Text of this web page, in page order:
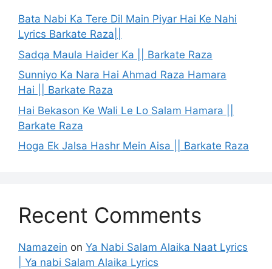
Bata Nabi Ka Tere Dil Main Piyar Hai Ke Nahi
Lyrics Barkate Raza||
Sadqa Maula Haider Ka || Barkate Raza
Sunniyo Ka Nara Hai Ahmad Raza Hamara
Hai || Barkate Raza
Hai Bekason Ke Wali Le Lo Salam Hamara ||
Barkate Raza
Hoga Ek Jalsa Hashr Mein Aisa || Barkate Raza
Recent Comments
Namazein on Ya Nabi Salam Alaika Naat Lyrics
| Ya nabi Salam Alaika Lyrics